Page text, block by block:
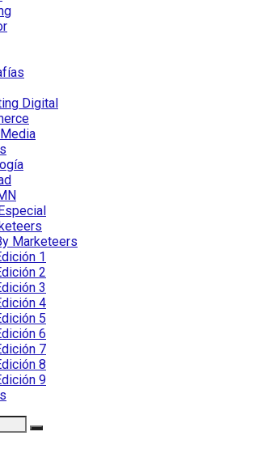
Digital
Marketeers
1
2
3
4
5
6
7
8
9